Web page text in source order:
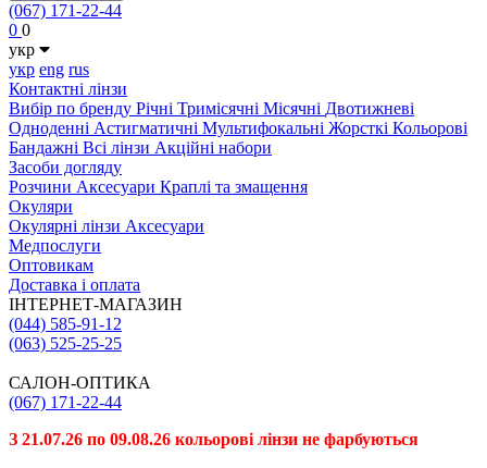
(067) 171-22-44
0 0
укр
укр eng rus
Контактні лінзи
Вибiр по бренду Річні Тримісячні Місячні Двотижневі
Одноденні Астигматичні Мультифокальні Жорсткі Кольорові
Бандажні Всі лінзи Акційні набори
Засоби догляду
Розчини Аксесуари Краплі та змащення
Окуляри
Окулярні лінзи Аксесуари
Медпослуги
Оптовикам
Доставка і оплата
ІНТЕРНЕТ-МАГАЗИН
(044) 585-91-12
(063) 525-25-25
САЛОН-ОПТИКА
(067) 171-22-44
З 21.07.26 по 09.08.26 кольорові лінзи не фарбуються